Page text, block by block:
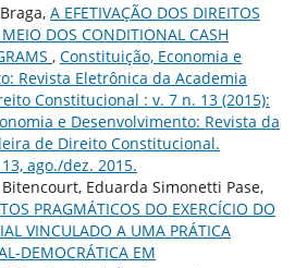
A EFETIVAÇÃO DOS DIREITOS
DOS CONDITIONAL CASH
, Constituição, Economia e
Revista Eletrônica da Academia
Constitucional : v. 7 n. 13 (2015):
e Desenvolvimento: Revista da
de Direito Constitucional.
ago./dez. 2015.
Eduarda Simonetti Pase,
PRAGMÁTICOS DO EXERCÍCIO DO
VINCULADO A UMA PRÁTICA
DEMOCRÁTICA EM